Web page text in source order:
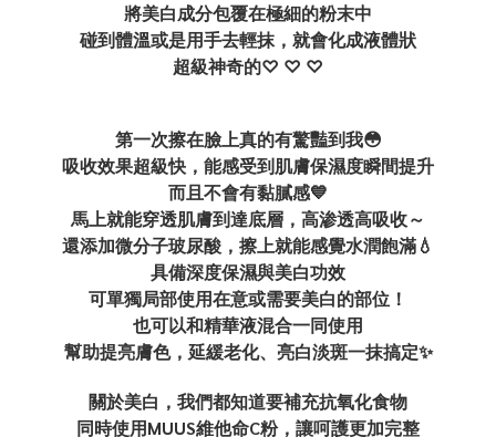
將美白成分包覆在極細的粉末中
碰到體溫或是用手去輕抹，就會化成液體狀
超級神奇的♡ ♡ ♡
第一次擦在臉上真的有驚豔到我😳
吸收效果超級快，能感受到肌膚保濕度瞬間提升
而且不會有黏膩感💙
馬上就能穿透肌膚到達底層，高渗透高吸收～
還添加微分子玻尿酸，擦上就能感覺水潤飽滿💧
具備深度保濕與美白功效
可單獨局部使用在意或需要美白的部位！
也可以和精華液混合一同使用
幫助提亮膚色，延緩老化、亮白淡斑一抹搞定✨
關於美白，我們都知道要補充抗氧化食物
同時使用MUUS維他命C粉，讓呵護更加完整